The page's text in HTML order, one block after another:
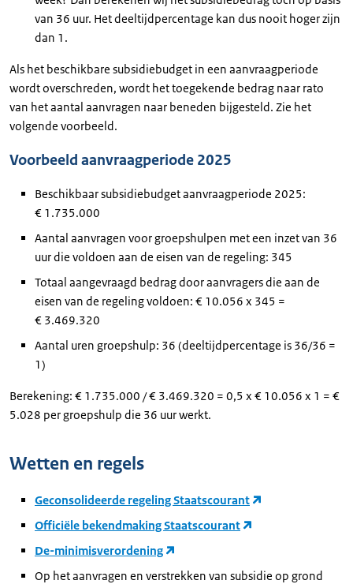
van 36 uur. Het deeltijdpercentage kan dus nooit hoger zijn
dan 1.
Als het beschikbare subsidiebudget in een aanvraagperiode
wordt overschreden, wordt het toegekende bedrag naar rato
van het aantal aanvragen naar beneden bijgesteld. Zie het
volgende voorbeeld.
Voorbeeld aanvraagperiode 2025
Beschikbaar subsidiebudget aanvraagperiode 2025:
€ 1.735.000
Aantal aanvragen voor groepshulpen met een inzet van 36
uur die voldoen aan de eisen van de regeling: 345
Totaal aangevraagd bedrag door aanvragers die aan de
eisen van de regeling voldoen: € 10.056 x 345 =
€ 3.469.320
Aantal uren groepshulp: 36 (deeltijdpercentage is 36/36 =
1)
Berekening: € 1.735.000 / € 3.469.320 = 0,5 x € 10.056 x 1 = €
5.028 per groepshulp die 36 uur werkt.
Wetten en regels
Geconsolideerde regeling Staatscourant
Officiële bekendmaking Staatscourant
De-minimisverordening
Op het aanvragen en verstrekken van subsidie op grond